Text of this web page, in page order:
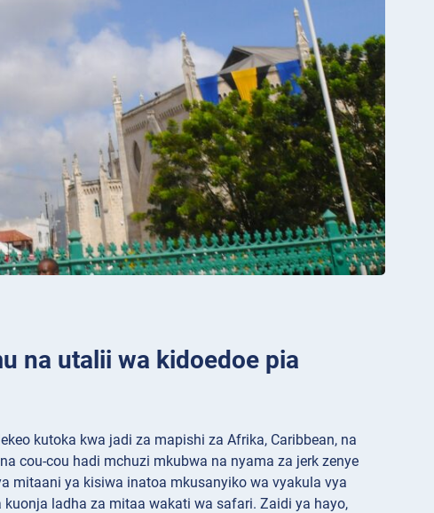
na utalii wa kidoedoe pia
kutoka kwa jadi za mapishi za Afrika, Caribbean, na
cou-cou hadi mchuzi mkubwa na nyama za jerk zenye
mitaani ya kisiwa inatoa mkusanyiko wa vyakula vya
ladha za mitaa wakati wa safari. Zaidi ya hayo,